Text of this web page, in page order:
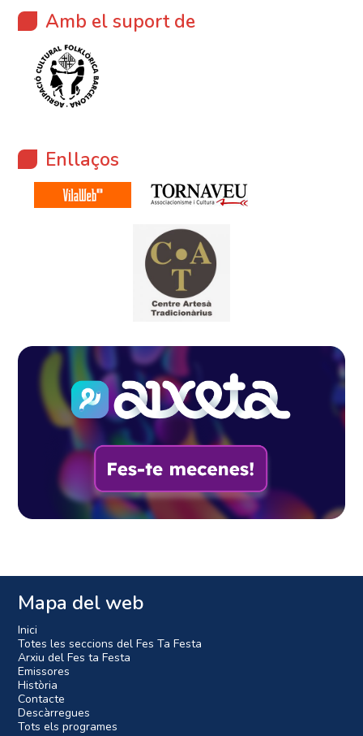
Amb el suport de
Enllaços
Mapa del web
Inici
Totes les seccions del Fes Ta Festa
Arxiu del Fes ta Festa
Emissores
Història
Contacte
Descàrregues
Tots els programes